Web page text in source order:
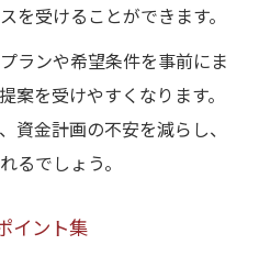
を受けることができます。
ランや希望条件を事前にま
案を受けやすくなります。
資金計画の不安を減らし、
るでしょう。
イント集